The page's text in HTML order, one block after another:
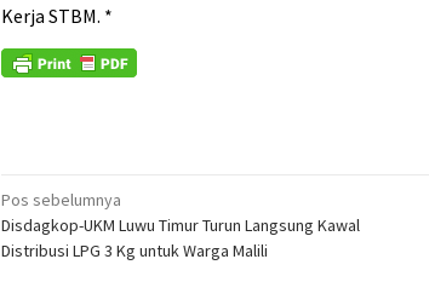
Kerja STBM. *
Navigasi
pos
Pos sebelumnya
Disdagkop-UKM Luwu Timur Turun Langsung Kawal
Distribusi LPG 3 Kg untuk Warga Malili